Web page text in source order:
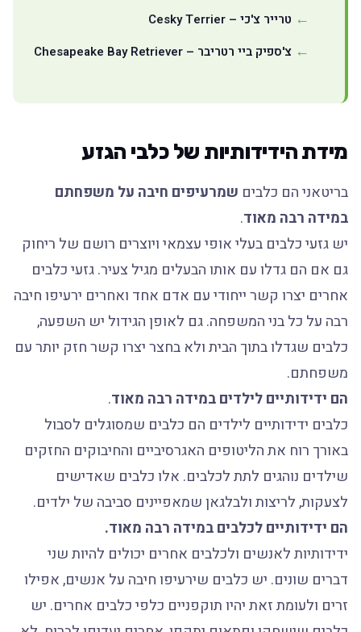
טרייר צ'כי – Cesky Terrier
צ'ספיק ביי רטריבר – Chesapeake Bay Retriever
מידת הידידותיות של כלבי הגזע
בריטאני הם כלבים שמרעיפים חיבה על משפחתם
במידה רבה מאוד.
יש גזעי כלבים בעלי אופי עצמאי ויוצרים רושם של ריחוק
גם אם הם גדלו עם אותו הבעלים מגיל צעיר. גזעי כלבים
אחרים יצרו קשר ייחודי עם אדם אחד ואחרים ירעיפו חיבה
רבה על כל בני המשפחה. גם לאופן הגידול יש השפעה,
כלבים שגדלו בתוך הבית ולא בחצר יצרו קשר חזק יותר עם
משפחתם.
הם ידידותיים לילדים במידה רבה מאוד.
כלבים ידידותיים לילדים הם כלבים שמסוגלים לסבול
באורך רוח את הליטופים האגרסיביים והחיבוקים החזקים
שילדים נוהגים לתת לכלבים. אלו כלבים שאדישים
לצעקות, לריצות ולבלגאן שמאפיינים סביבה של ילדים.
הם ידידותיים לכלבים במידה רבה מאוד.
ידידותיות לאנשים ולכלבים אחרים יכולים להיות שני
דברים שונים. יש כלבים שירעיפו חיבה על אנשים, אפילו
זרים ולעומת זאת יהיו תוקפניים כלפי כלבים אחרים. יש